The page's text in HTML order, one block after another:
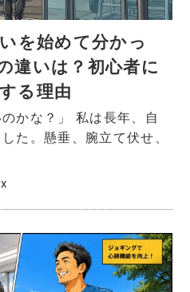
を始めて分かっ
違いは？初心者に
る理由
かな？」 私は長年、自
た。懸垂、腕立て伏せ、